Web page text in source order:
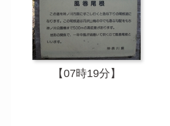
【07時19分】